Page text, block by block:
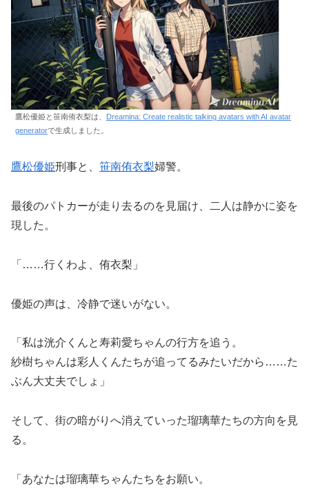
鷹松優姫と笹南侑衣梨は、
Dreamina: Create realistic talking avatars with AI avatar
generatorで生成しました。
鷹松優姫刑事と、 笹南侑衣梨婦警。
最後のパトカーが走り去るのを見届け、二人は静かに姿を
現した。
「……行くわよ、侑衣梨」
優姫の声は、冷静で迷いがない。
「私は洸介くんと寿莉愛ちゃんの行方を追う。
紗樹ちゃんは彩人くんたちが追ってるみたいだから……た
ぶん大丈夫でしょ」
そして、街の暗がりへ消えていった瑠璃華たちの方向を見
る。
「あなたは瑠璃華ちゃんたちをお願い。